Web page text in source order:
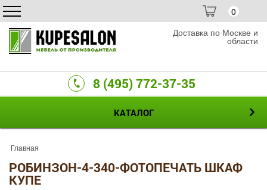
0
Доставка по Москве и
области
8 (495) 772-37-35
КАТАЛОГ
Главная
РОБИНЗОН-4-340-ФОТОПЕЧАТЬ ШКАФ
КУПЕ